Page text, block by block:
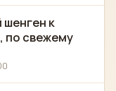
к
по свежему